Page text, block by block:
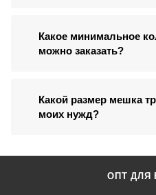
Какое минимальное
можно заказать?
Какой размер мешка
моих нужд?
ОПТ ДЛЯ